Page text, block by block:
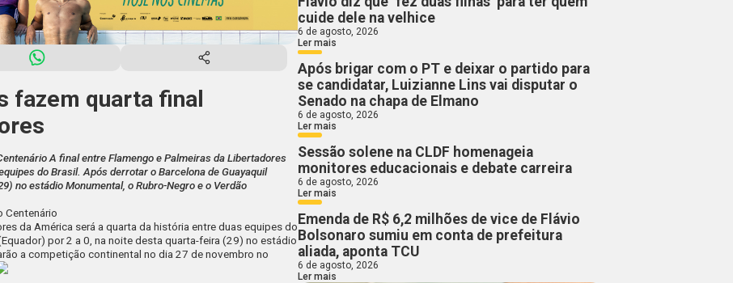
cuide dele na velhice
6 de agosto, 2026
Ler mais
Após brigar com o PT e deixar o partido para
se candidatar, Luizianne Lins vai disputar o
Senado na chapa de Elmano
6 de agosto, 2026
Ler mais
Sessão solene na CLDF homenageia
monitores educacionais e debate carreira
6 de agosto, 2026
Ler mais
Emenda de R$ 6,2 milhões de vice de Flávio
Bolsonaro sumiu em conta de prefeitura
aliada, aponta TCU
6 de agosto, 2026
Ler mais
fazem quarta final
A final entre Flamengo e Palmeiras da Libertadores
do Brasil. Após derrotar o Barcelona de Guayaquil
no estádio Monumental, o Rubro-Negro e o Verdão
Centenário
da América será a quarta da história entre duas equipes do
por 2 a 0, na noite desta quarta-feira (29) no estádio
a competição continental no dia 27 de novembro no